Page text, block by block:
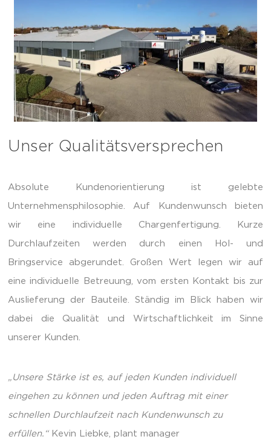
Unser Qualitätsversprechen
Absolute Kundenorientierung ist gelebte
Unternehmensphilosophie. Auf Kundenwunsch bieten
wir eine individuelle Chargenfertigung. Kurze
Durchlaufzeiten werden durch einen Hol- und
Bringservice abgerundet. Großen Wert legen wir auf
eine individuelle Betreuung, vom ersten Kontakt bis zur
Auslieferung der Bauteile. Ständig im Blick haben wir
dabei die Qualität und Wirtschaftlichkeit im Sinne
unserer Kunden.
„Unsere Stärke ist es, auf jeden Kunden individuell
eingehen zu können und jeden Auftrag mit einer
schnellen Durchlaufzeit nach Kundenwunsch zu
erfüllen.“Kevin Liebke, plant manager